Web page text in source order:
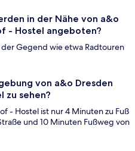
in der Nähe von a&o
- Hostel angeboten?
Gegend wie etwa Radtouren
von a&o Dresden
zu sehen?
- Hostel ist nur 4 Minuten zu Fuß
und 10 Minuten Fußweg von